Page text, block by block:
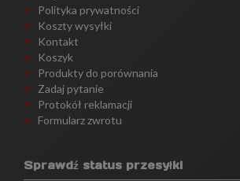
Polityka prywatności
Koszty wysyłki
Kontakt
Koszyk
Produkty do porównania
Zadaj pytanie
Protokół reklamacji
Formularz zwrotu
Sprawdź status przesyłki